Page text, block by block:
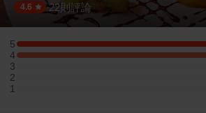
4.6 ·22則評論
5
5 星：7 則評論
4
4 星：7 則評論
3
3 星：0 則評論
2
2 星：0 則評論
1
1 星：0 則評論